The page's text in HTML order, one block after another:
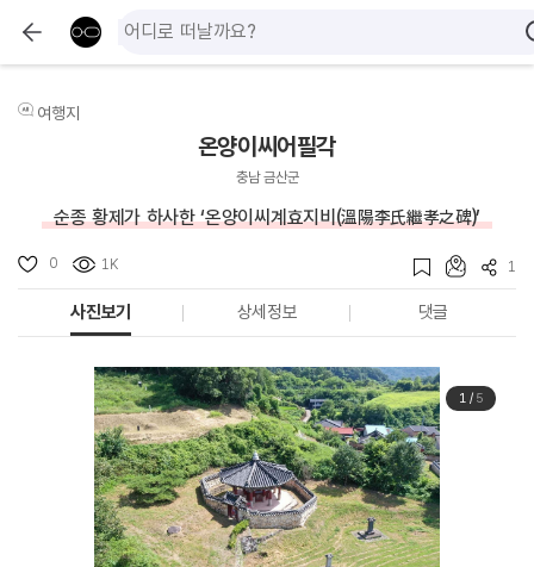
여행지
온양이씨어필각
충남 금산군
순종 황제가 하사한 ‘온양이씨계효지비(溫陽李氏繼孝之碑)’
0 1K 1
사진보기 상세정보 댓글
1/ 5